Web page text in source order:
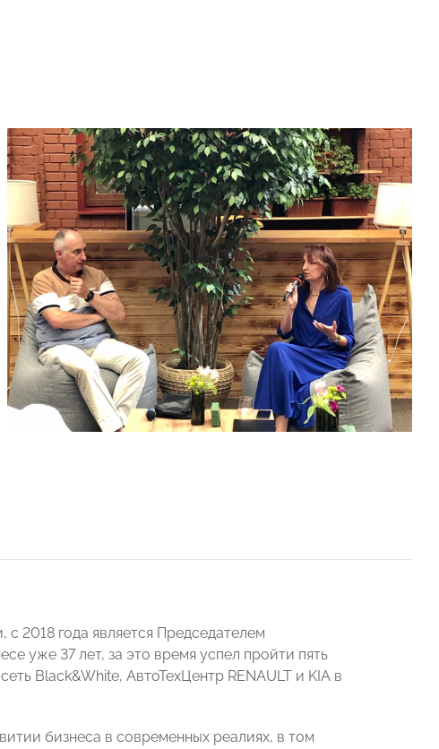
2018 года является Председателем
уже 37 лет, за это время успел пройти пять
Black&White, АвтоТехЦентр RENAULT и KIA в
бизнеса в современных реалиях, в том